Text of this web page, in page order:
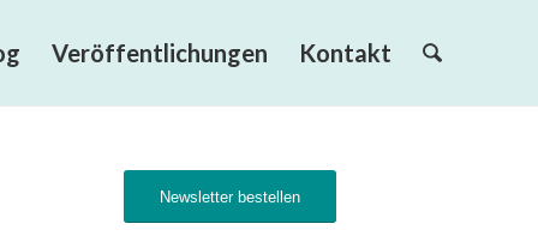
Veröffentlichungen Kontakt
Newsletter bestellen